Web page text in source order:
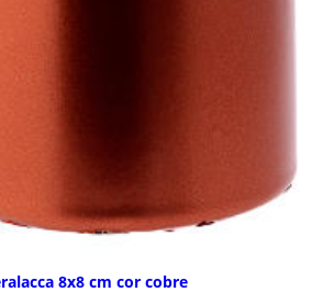
8x8 cm cor cobre